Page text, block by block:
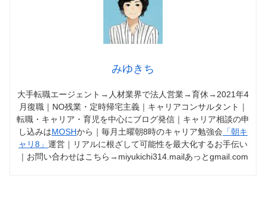
みゆきち
大手転職エージェント→人材業界で法人営業→育休→2021年4
月復職｜NO残業・定時帰宅主義｜キャリアコンサルタント｜
転職・キャリア・育児を中心にブログ発信｜キャリア相談の申
し込みはMOSHから｜毎月土曜朝8時のキャリア勉強会 「朝キ
ャリ8」 運営｜リアルに根ざして可能性を最大化するお手伝い
｜お問い合わせはこちら→miyukichi314.mailあっとgmail.com